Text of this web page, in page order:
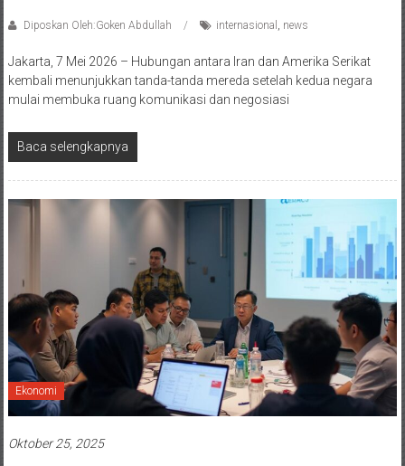
Diposkan Oleh:Goken Abdullah internasional news
Jakarta, 7 Mei 2026 – Hubungan antara Iran dan Amerika Serikat
kembali menunjukkan tanda-tanda mereda setelah kedua negara
mulai membuka ruang komunikasi dan negosiasi
Baca selengkapnya
Ekonomi
Oktober 25, 2025